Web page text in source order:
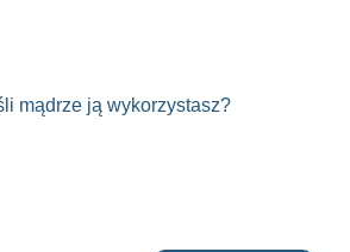
mądrze ją wykorzystasz?